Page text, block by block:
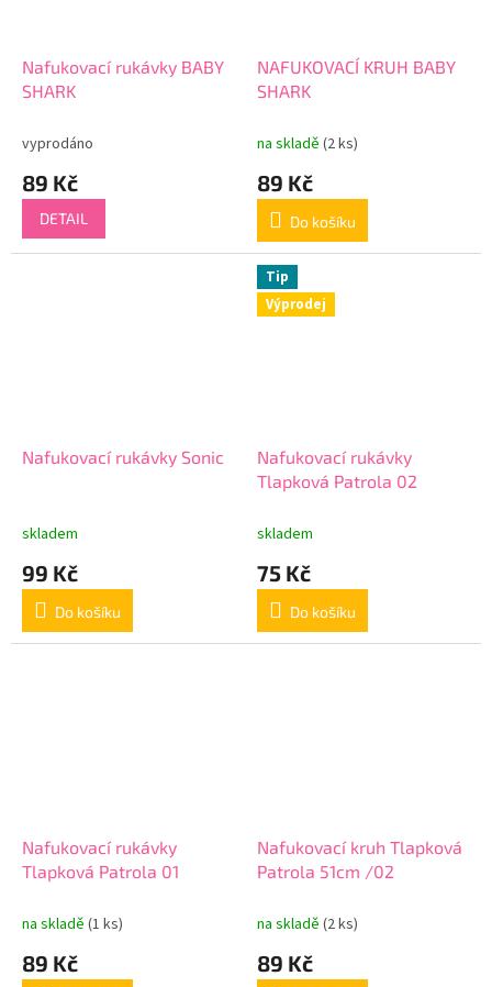
Nafukovací rukávky BABY
SHARK
vyprodáno
89 Kč
DETAIL
NAFUKOVACÍ KRUH BABY
SHARK
na skladě (2 ks)
89 Kč
Do košíku
Nafukovací rukávky Sonic
skladem
99 Kč
Do košíku
Tip
Výprodej
Nafukovací rukávky
Tlapková Patrola 02
skladem
75 Kč
Do košíku
Nafukovací rukávky
Tlapková Patrola 01
na skladě (1 ks)
89 Kč
Nafukovací kruh Tlapková
Patrola 51cm /02
na skladě (2 ks)
89 Kč